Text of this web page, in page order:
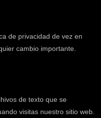
de privacidad de vez en
cambio importante.
de texto que se
visitas nuestro sitio web.